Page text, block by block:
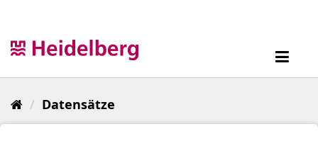
Datensätze